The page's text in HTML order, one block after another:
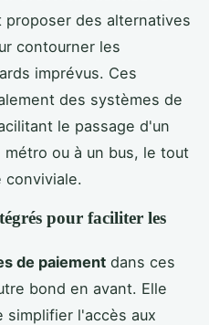
proposer des alternatives
contourner les
imprévus. Ces
des systèmes de
le passage d'un
ou à un bus, le tout
conviviale.
pour faciliter les
de paiement dans ces
bond en avant. Elle
simplifier l'accès aux